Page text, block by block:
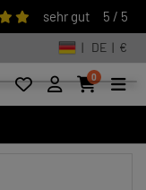
sehr gut 5 / 5
| DE | €
0